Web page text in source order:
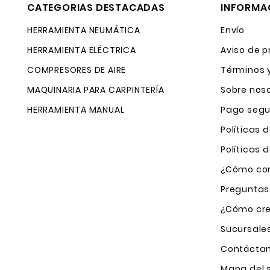
CATEGORIAS DESTACADAS
HERRAMIENTA NEUMÁTICA
HERRAMIENTA ELÉCTRICA
COMPRESORES DE AIRE
MAQUINARIA PARA CARPINTERÍA
HERRAMIENTA MANUAL
Envío
Aviso de
Términos
Sobre
Pago
Políticas
Políticas
¿Cómo
¿Cómo